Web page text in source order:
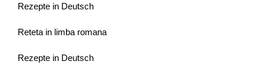
Rezepte in Deutsch
Reteta in limba romana
Rezepte in Deutsch